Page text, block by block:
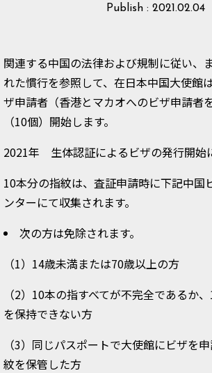
Publish : 2021.02.04
関連する中国の法律および規制に従い、
れた慣行を参照して、在日本中国大使館
ザ申請者（香港とマカオへのビザ申請者
（10個）開始します。
2021年 生体認証によるビザの発行開始
10本分の指紋は、査証申請時に下記中国
ンターにて収集されます。
次の方は免除されます。
（1）14歳未満または70歳以上の方
（2）10本の指すべてが不完全であるか
を保持できない方
（3）同じパスポートで大使館にビザを
紋を保管した方